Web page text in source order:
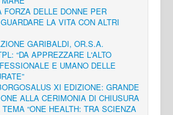
FORZA DELLE DONNE PER
LA VITA CON ALTRI
GARIBALDI, OR.S.A.
“DA APPREZZARE L'ALTO
E UMANO DELLE
XI EDIZIONE: GRANDE
ALLA CERIMONIA DI CHIUSURA
“ONE HEALTH: TRA SCIENZA